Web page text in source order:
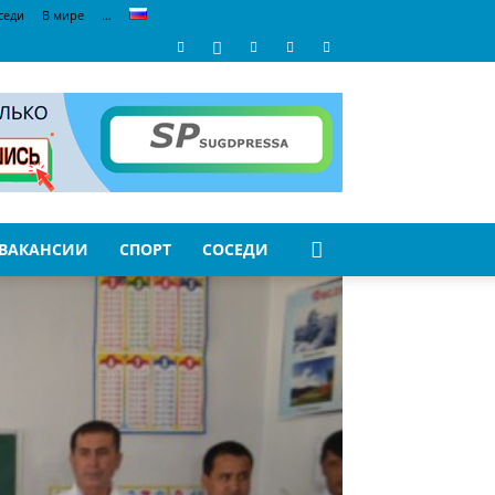
В мире …
СПОРТ СОСЕДИ